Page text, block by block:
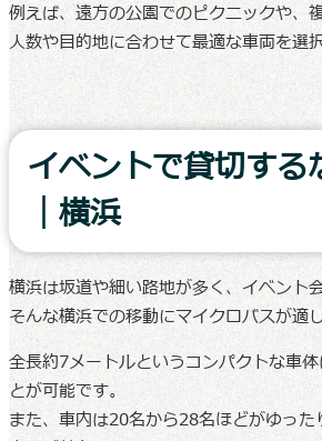
例えば、遠方の公園でのピクニックや、
人数や目的地に合わせて最適な車両を選
イベントで貸切す
｜横浜
横浜は坂道や細い路地が多く、イベント
そんな横浜での移動にマイクロバスが適
全長約7メートルというコンパクトな車
とが可能です。
また、車内は20名から28名ほどがゆっ